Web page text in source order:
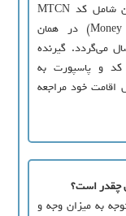
کاري ثبت نماييد، رسيد وسترن يونيون شامل کد MTCN
(مخفف Money Transfer Control Number) در همان
می‌گردد. گيرنده
کد و پاسپورت به
اقامت خود مراجعه
چقدر است؟
به میزان وجه و